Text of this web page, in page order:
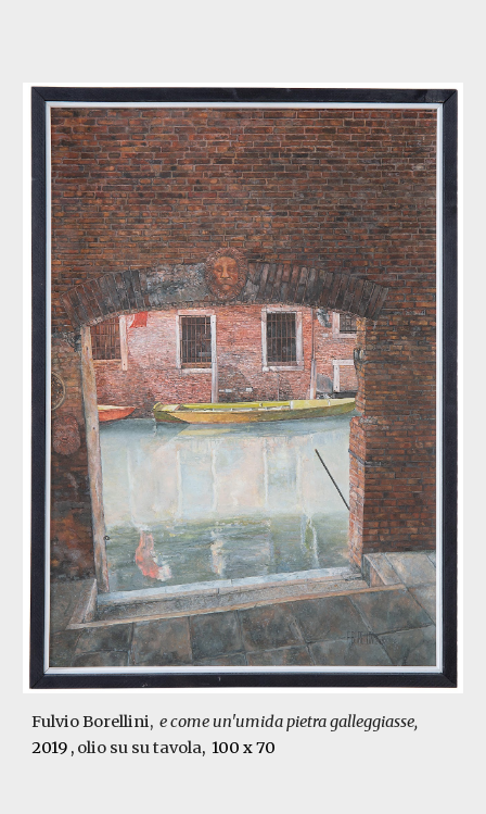
Fulvio Borellini,e come un'umida pietra galleggiasse,
2019 , olio su su tavola, 100 x 70